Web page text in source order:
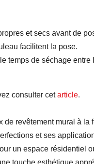
et secs avant de
facilitent la pose.
temps de séchage
consulter cetarticle.
de revêtement mural à la
et ses
un espace résidentiel
touche esthétique